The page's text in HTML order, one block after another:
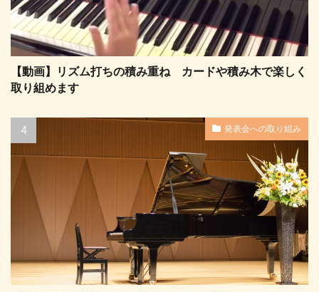
【動画】リズム打ちの積み重ね カードや積み木で楽しく
取り組めます
発表会への取り組み